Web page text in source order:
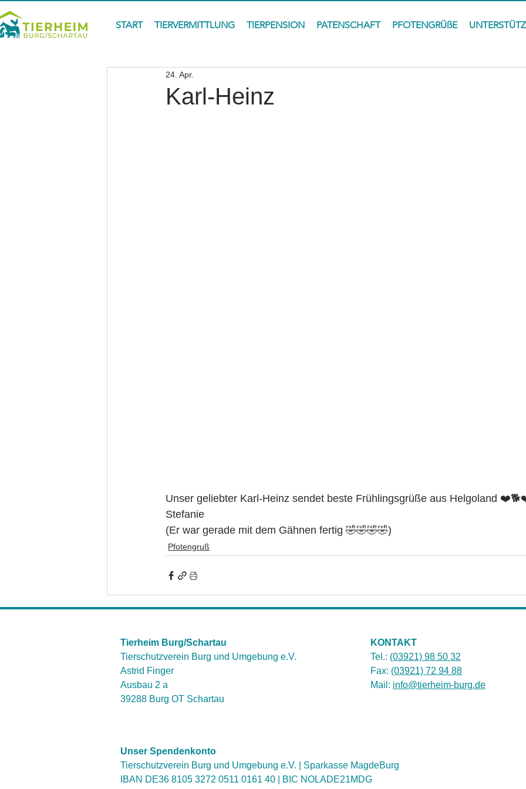
START TIERVERMITTLUNG TIERPENSION PATENSCHAFT PFOTENGRÜßE
Karl-Heinz
24. Apr.
Unser geliebter Karl-Heinz sendet beste Frühlingsgrüße aus Helgoland
Stefanie
(Er war gerade mit dem Gähnen fertig 🤣🤣🤣🤣)
Pfotengruß
Tierheim Burg/Schartau
Tierschutzverein Burg und Umgebung e.V.
Astrid Finger
Ausbau 2 a
39288 Burg OT Schartau
KONTAKT
Tel.: (03921) 98 50 32
Fax: (03921) 72 94 88
Mail: info@tierheim-burg.de
Unser Spendenkonto
Tierschutzverein Burg und Umgebung e.V. | Sparkasse MagdeBurg
IBAN DE36 8105 3272 0511 0161 40 | BIC NOLADE21MDG